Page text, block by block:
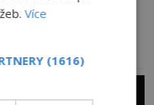
Více
(1616)